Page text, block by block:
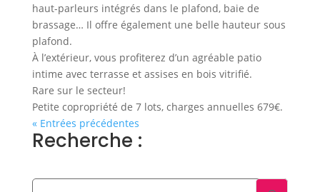
haut-parleurs intégrés dans le plafond, baie de
brassage… Il offre également une belle hauteur sous
plafond.
À l’extérieur, vous profiterez d’un agréable patio
intime avec terrasse et assises en bois vitrifié.
Rare sur le secteur!
Petite copropriété de 7 lots, charges annuelles 679€.
« Entrées précédentes
Recherche :